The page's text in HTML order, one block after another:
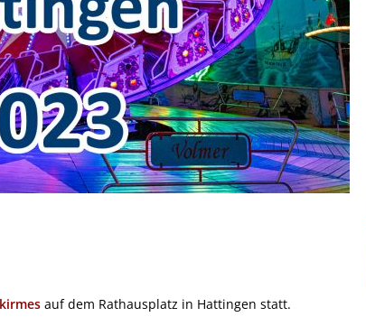
auf dem Rathausplatz in Hattingen statt.
Sonntag Nachmittag waren wir bei herrlichem
Sommerw...
Zur Bildgalerie
Bildgalerie